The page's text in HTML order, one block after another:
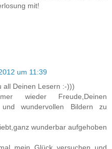
mit!
um 11:39
all Deinen Lesern :-)))
wieder Freude,Deinen
und wundervollen Bildern zu
wunderbar aufgehoben